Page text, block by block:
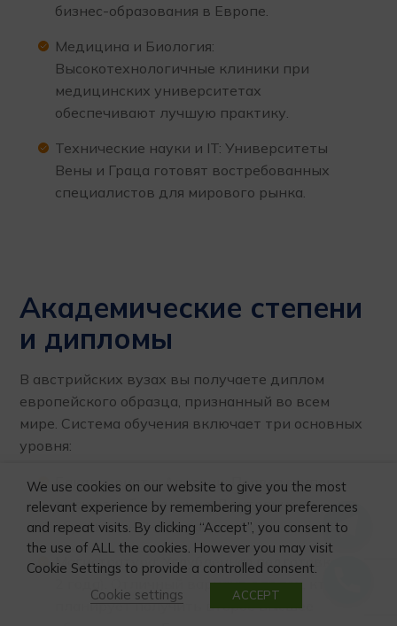
бизнес-образования в Европе.
Медицина и Биология:
Высокотехнологичные клиники при
медицинских университетах
обеспечивают лучшую практику.
Технические науки и IT: Университеты
Вены и Граца готовят востребованных
специалистов для мирового рынка.
Академические степени
и дипломы
В австрийских вузах вы получаете диплом
европейского образца, признанный во всем
мире. Система обучения включает три основных
уровня:
Бакалавриат в Австрии: Первая ступень
высшего образования. Длительность
обучения — 3–4 года.
Магистратура: Углубленная подготовка (1–
2 года). Отличный вариант для тех, кто
планирует получить второе высшее
We use cookies on our website to give you the most
relevant experience by remembering your preferences
and repeat visits. By clicking “Accept”, you consent to
the use of ALL the cookies. However you may visit
Cookie Settings to provide a controlled consent.
Cookie settings
ACCEPT